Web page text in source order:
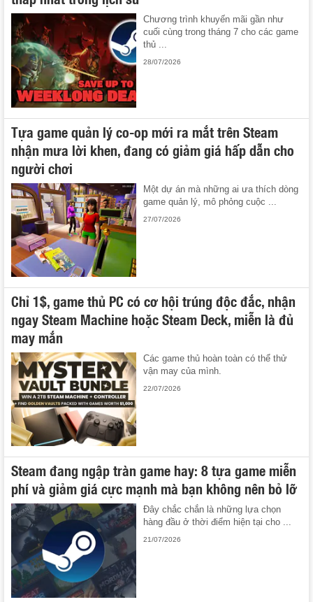
Chương trình khuyến mãi gần như
cuối cùng trong tháng 7 cho các game
thủ ...
28/07/2026
Tựa game quản lý co-op mới ra mắt trên Steam
nhận mưa lời khen, đang có giảm giá hấp dẫn cho
người chơi
Một dự án mà những ai ưa thích dòng
game quản lý, mô phỏng cuộc ...
27/07/2026
Chỉ 1$, game thủ PC có cơ hội trúng độc đắc, nhận
ngay Steam Machine hoặc Steam Deck, miễn là đủ
may mắn
Các game thủ hoàn toàn có thể thử
vận may của mình.
22/07/2026
Steam đang ngập tràn game hay: 8 tựa game miễn
phí và giảm giá cực mạnh mà bạn không nên bỏ lỡ
Đây chắc chắn là những lựa chọn
hàng đầu ở thời điểm hiện tại cho ...
21/07/2026